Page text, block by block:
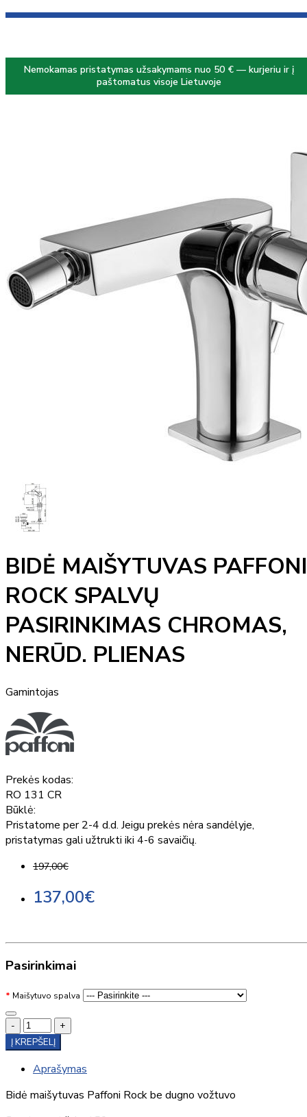
Nemokamas pristatymas užsakymams nuo 50 € — kurjeriu ir į
paštomatus visoje Lietuvoje
BIDĖ MAIŠYTUVAS PAFFONI
ROCK SPALVŲ
PASIRINKIMAS CHROMAS,
NERŪD. PLIENAS
Gamintojas
Prekės kodas:
RO 131 CR
Būklė:
Pristatome per 2-4 d.d. Jeigu prekės nėra sandėlyje,
pristatymas gali užtrukti iki 4-6 savaičių.
197,00€
137,00€
Pasirinkimai
Maišytuvo spalva
-
+
Į KREPŠELĮ
Aprašymas
Bidė maišytuvas Paffoni Rock be dugno vožtuvo